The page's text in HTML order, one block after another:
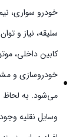
خودرو سواری،
سلیقه، نیاز و
کابین داخلی،
خودروسازی و
می‌شود. به لحاظ
وسایل نقلیه